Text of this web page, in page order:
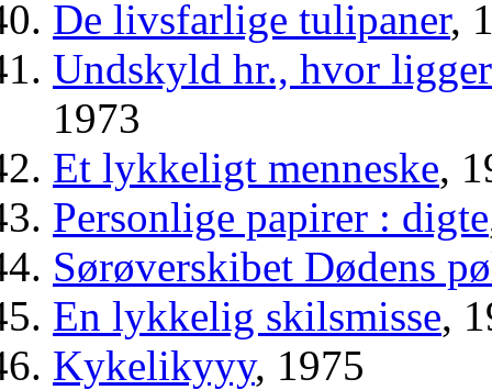
De livsfarlige tulipaner,
Undskyld hr., hvor
1973
Et lykkeligt menneske,
Personlige papirer : digte
Sørøverskibet Dødens
En lykkelig skilsmisse,
Kykelikyyy, 1975